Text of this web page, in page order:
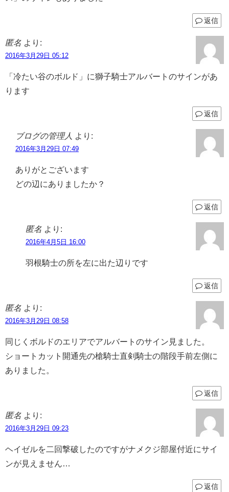
返信
匿名 より:
2016年3月29日 05:12
「冷たい谷のボルド」に獅子騎士アルバートのサインがあ
ります
返信
ブログの管理人 より:
2016年3月29日 07:49
ありがとございます
どの辺にありましたか？
返信
匿名 より:
2016年4月5日 16:00
羽根騎士の所を左に出た辺りです
返信
匿名 より:
2016年3月29日 08:58
同じくボルドのエリアでアルバートのサイン見ました。
ショートカット開通先の槍騎士直剣騎士の階段手前左側に
ありました。
返信
匿名 より:
2016年3月29日 09:23
ヘイゼルを二回撃破したのですがナメクジ部屋付近にサイ
ンが見えません…
返信